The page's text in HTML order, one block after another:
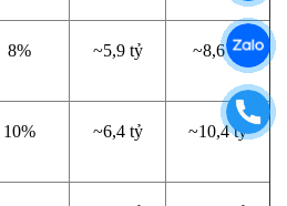
8% ~5,9 tỷ ~8,6 tỷ
10% ~6,4 tỷ ~10,4 tỷ